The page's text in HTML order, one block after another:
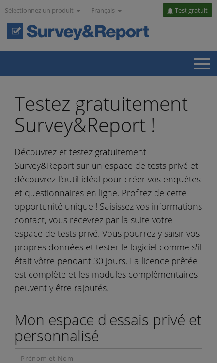
Sélectionnez un produit Français Test gratuit
Testez gratuitement
Survey&Report !
Découvrez et testez gratuitement
Survey&Report sur un espace de tests privé et
découvrez l'outil idéal pour créer vos enquêtes
et questionnaires en ligne. Profitez de cette
opportunité unique ! Saisissez vos informations
contact, vous recevrez par la suite votre
espace de tests privé. Vous pourrez y saisir vos
propres données et tester le logiciel comme s'il
était vôtre pendant 30 jours. La licence prêtée
est complète et les modules complémentaires
peuvent y être rajoutés.
Mon espace d'essais privé et
personnalisé